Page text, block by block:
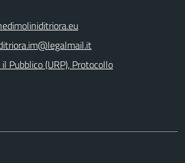
Pubblico (URP), Protocollo